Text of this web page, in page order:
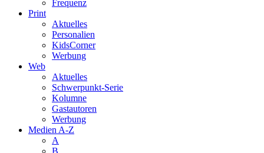
Frequenz
Print
Aktuelles
Personalien
KidsCorner
Werbung
Web
Aktuelles
Schwerpunkt-Serie
Kolumne
Gastautoren
Werbung
Medien A-Z
A
B